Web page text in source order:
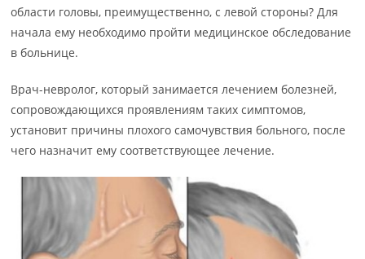
области головы, преимущественно, с левой стороны? Для
начала ему необходимо пройти медицинское обследование
в больнице.
Врач-невролог, который занимается лечением болезней,
сопровождающихся проявлениям таких симптомов,
установит причины плохого самочувствия больного, после
чего назначит ему соответствующее лечение.